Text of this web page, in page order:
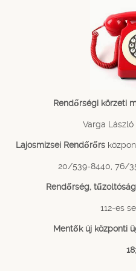
Rendőrségi körzeti
Varga
Lajosmizsei Rendőrőrs
20/539-8440, 76/
Rendőrség,
112-es
Mentők új központi